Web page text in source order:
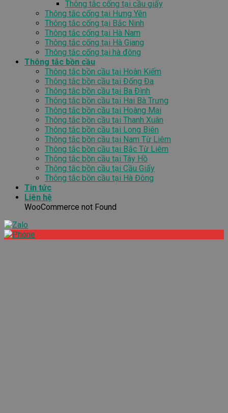
Thông tắc cống tại cầu giấy
Thông tắc cống tại Hưng Yên
Thông tắc cống tại Bắc Ninh
Thông tắc cống tại Hà Nam
Thông tắc cống tại Hà Giang
Thông tắc cống tại hà đông
Thông tắc bồn cầu
Thông tắc bồn cầu tại Hoàn Kiếm
Thông tắc bồn cầu tại Đống Đa
Thông tắc bồn cầu tại Ba Đình
Thông tắc bồn cầu tại Hai Bà Trưng
Thông tắc bồn cầu tại Hoàng Mai
Thông tắc bồn cầu tại Thanh Xuân
Thông tắc bồn cầu tại Long Biên
Thông tắc bồn cầu tại Nam Từ Liêm
Thông tắc bồn cầu tại Bắc Từ Liêm
Thông tắc bồn cầu tại Tây Hồ
Thông tắc bồn cầu tại Cầu Giấy
Thông tắc bồn cầu tại Hà Đông
Tin tức
Liên hệ
WooCommerce not Found